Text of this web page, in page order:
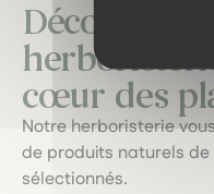
Découvrez
cœur des
Notre herboristerie
de produits naturels
sélectionnés.